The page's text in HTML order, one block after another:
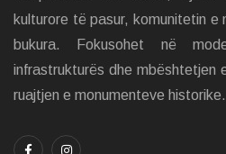
kulturore të pasur, komunitetin e
bukura. Fokusohet në
infrastrukturës dhe mbështetjen
ruajtjen e monumenteve historike.